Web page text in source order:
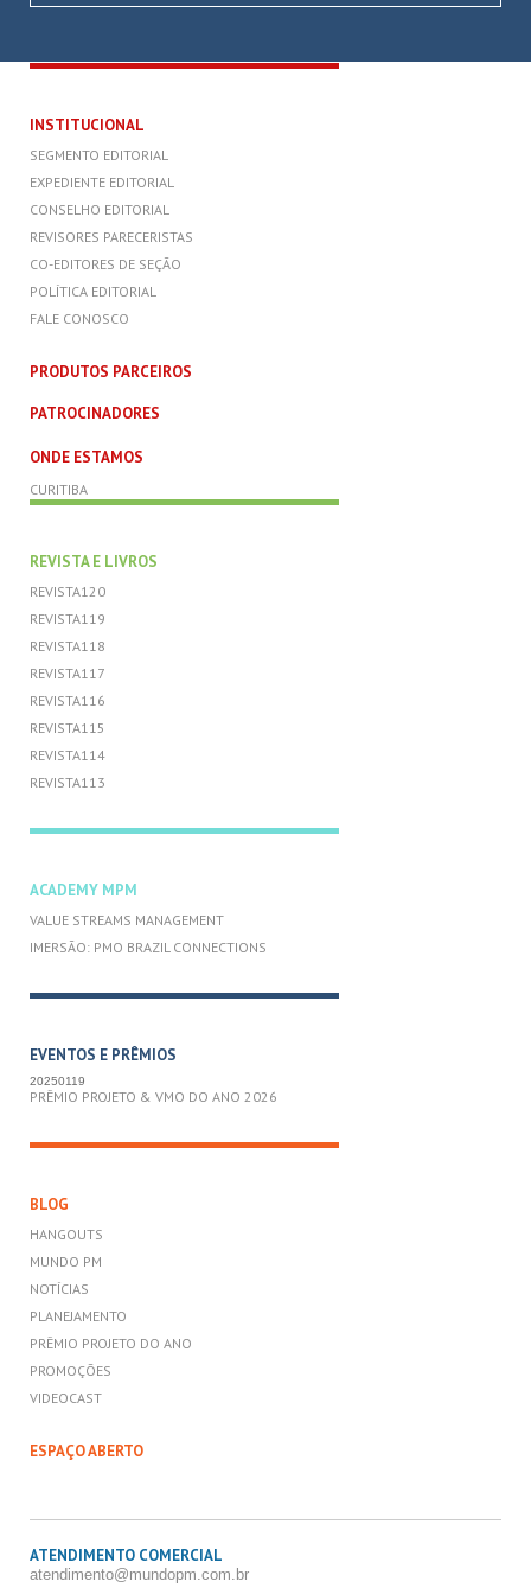
INSTITUCIONAL
SEGMENTO EDITORIAL
EXPEDIENTE EDITORIAL
CONSELHO EDITORIAL
REVISORES PARECERISTAS
CO-EDITORES DE SEÇÃO
POLÍTICA EDITORIAL
FALE CONOSCO
PRODUTOS PARCEIROS
PATROCINADORES
ONDE ESTAMOS
CURITIBA
REVISTA E LIVROS
REVISTA120
REVISTA119
REVISTA118
REVISTA117
REVISTA116
REVISTA115
REVISTA114
REVISTA113
ACADEMY MPM
VALUE STREAMS MANAGEMENT
IMERSÃO: PMO BRAZIL CONNECTIONS
EVENTOS E PRÊMIOS
20250119
PRÊMIO PROJETO & VMO DO ANO 2026
BLOG
HANGOUTS
MUNDO PM
NOTÍCIAS
PLANEJAMENTO
PRÊMIO PROJETO DO ANO
PROMOÇÕES
VIDEOCAST
ESPAÇO ABERTO
ATENDIMENTO COMERCIAL
atendimento@mundopm.com.br